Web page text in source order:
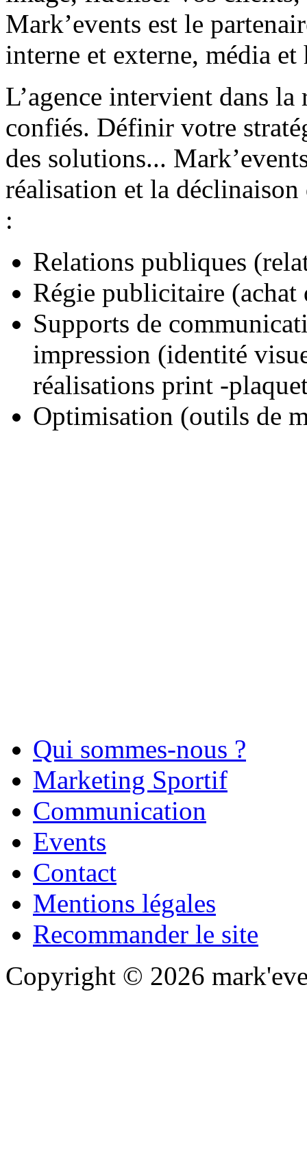
Mark’events est le
interne et externe, média et
L’agence intervient dans
confiés. Définir votre
des solutions...
réalisation et la
:
Relations publiques
Régie publicitaire (achat
Supports de
impression (identité
réalisations print -
Optimisation (outils de
Qui sommes-nous ?
Marketing Sportif
Communication
Events
Contact
Mentions légales
Recommander le site
Copyright © 2026